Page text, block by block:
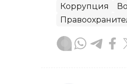
Коррупция